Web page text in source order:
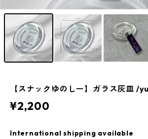
【スナックゆのしー】ガラス灰皿 /
¥2,200
International shipping available